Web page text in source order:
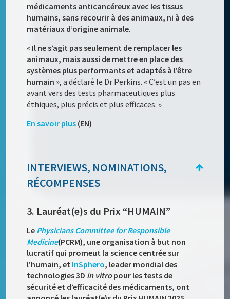
médicaments anticancéreux avec les tissus
humains, sans recourir à des animaux, ni à des
matériaux d’origine animale.
« Il ne s’agit pas seulement de remplacer les
animaux, mais aussi de mettre en place des
systèmes plus performants et adaptés à l’être
humain », a déclaré le Dr Perkins. « C’est un pas en
avant vers des tests pharmaceutiques plus
éthiques, plus précis et plus efficaces. »
En savoir plus (EN)
INTERVIEWS, NOMINATIONS,
RÉCOMPENSES
3. Lauréat(e)s du Prix “HUMAIN”
Le Physicians Committee for Responsible
Medicine(PCRM), une organisation à but non
lucratif qui promeut la science centrée sur
l’humain, et InSphero, leader mondial des
technologies 3D in vitropour les tests de
sécurité et d’efficacité des médicaments, ont